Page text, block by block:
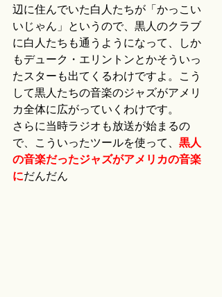
辺に住んでいた白人たちが「かっこい
いじゃん」というので、黒人のクラブ
に白人たちも通うようになって、しか
もデューク・エリントンとかそういっ
たスターも出てくるわけですよ。こう
して黒人たちの音楽のジャズがアメリ
カ全体に広がっていくわけです。
さらに当時ラジオも放送が始まるの
で、こういったツールを使って、 黒人
の音楽だったジャズがアメリカの音楽
にだんだん